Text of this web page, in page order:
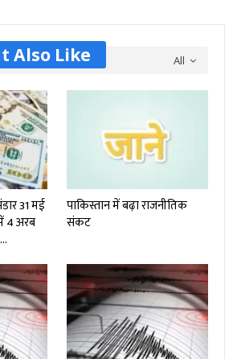
All
Also Like
31 मई
4 अरब
पाकिस्तान में बढ़ा राजनीतिक
संकट